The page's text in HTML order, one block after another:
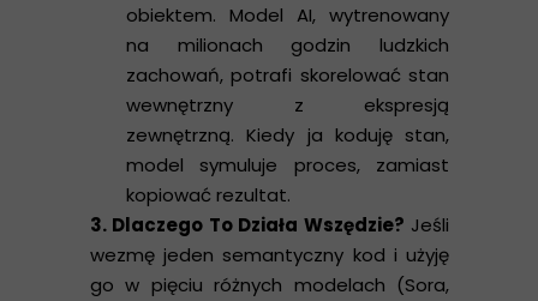
obiektem. Model AI, wytrenowany
na milionach godzin ludzkich
zachowań, potrafi skorelować stan
wewnętrzny z ekspresją
zewnętrzną. Kiedy ja koduję stan,
model symuluje proces, zamiast
kopiować rezultat.
3. Dlaczego To Działa Wszędzie? Jeśli
wezmę jeden semantyczny kod i użyję
go w pięciu różnych modelach (Sora,